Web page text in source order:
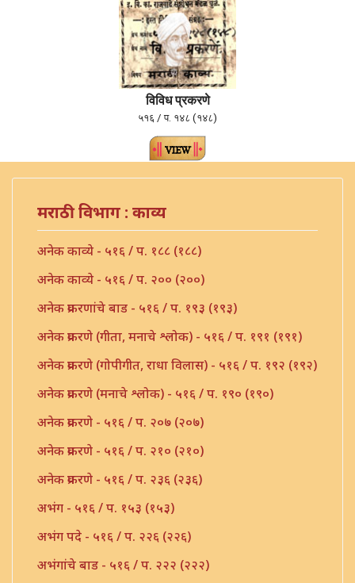
विविध प्रकरणे
५१६ / प. १४८ (१४८)
मराठी विभाग : काव्य
अनेक काव्ये - ५१६ / प. १८८ (१८८)
अनेक काव्ये - ५१६ / प. २०० (२००)
अनेक प्रकरणांचे बाड - ५१६ / प. १९३ (१९३)
अनेक प्रकरणे (गीता, मनाचे श्लोक) - ५१६ / प. १९१ (१९१)
अनेक प्रकरणे (गोपीगीत, राधा विलास) - ५१६ / प. १९२ (१९२)
अनेक प्रकरणे (मनाचे श्लोक) - ५१६ / प. १९० (१९०)
अनेक प्रकरणे - ५१६ / प. २०७ (२०७)
अनेक प्रकरणे - ५१६ / प. २१० (२१०)
अनेक प्रकरणे - ५१६ / प. २३६ (२३६)
अभंग - ५१६ / प. १५३ (१५३)
अभंग पदे - ५१६ / प. २२६ (२२६)
अभंगांचे बाड - ५१६ / प. २२२ (२२२)